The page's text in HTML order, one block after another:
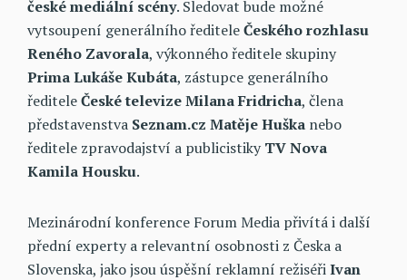
české mediální scény. Sledovat bude možné
vytsoupení generálního řediteleČeského rozhlasu
Reného Zavorala, výkonného ředitele skupiny
Prima Lukáše Kubáta, zástupce generálního
řediteleČeské televize Milana Fridricha, člena
představenstva Seznam.cz Matěje Huška nebo
ředitele zpravodajství a publicistikyTV Nova
Kamila Housku.
Mezinárodní konference Forum Media přivítá i další
přední experty a relevantní osobnosti z Česka a
Slovenska, jako jsou úspěšní reklamní režiséřiIvan